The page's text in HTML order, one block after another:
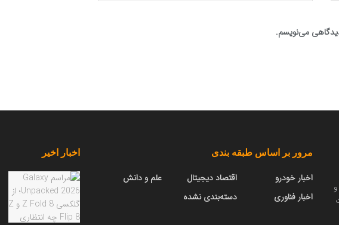
دیدگاهی می‌نویسم.
مرور بر اساس طبقه بندی
اخبار خودرو
اخبار فناوری
اقتصاد دیجیتال
دسته‌بندی نشده
علم و دانش
اخبار اخیر